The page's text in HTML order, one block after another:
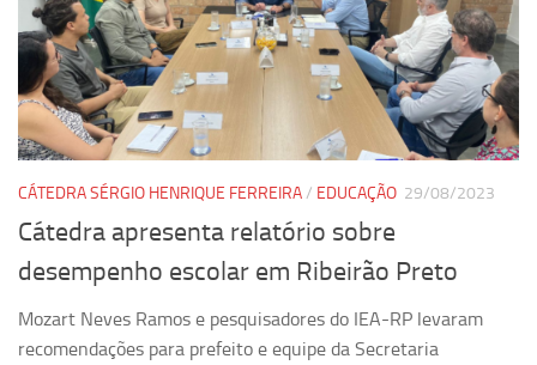
CÁTEDRA SÉRGIO HENRIQUE FERREIRA/ EDUCAÇÃO 29/08/2023
Cátedra apresenta relatório sobre
desempenho escolar em Ribeirão Preto
Mozart Neves Ramos e pesquisadores do IEA-RP levaram
recomendações para prefeito e equipe da Secretaria